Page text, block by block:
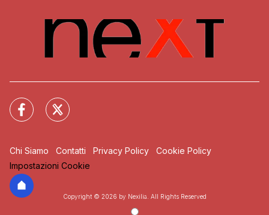
Chi Siamo Contatti Privacy Policy
Cookie Policy
Impostazioni Cookie
Copyright © 2026 by Nexilia. All Rights Reserved